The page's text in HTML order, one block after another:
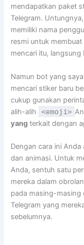
mendapatkan paket
Telegram.
memiliki nama
resmi untuk
mencari itu, langsung
Namun bot yang
mencari stiker baru
cukup gunakan
alih-alih
<emoji>
yang terkait dengan
Dengan cara ini
dan animasi. Untuk
Anda, sentuh satu
mereka dalam
pada masing-masing
Telegram yang
sebelumnya.